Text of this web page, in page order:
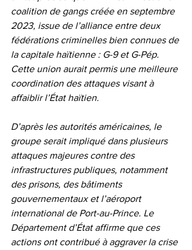
coalition de gangs créée en septembre
2023, issue de l’alliance entre deux
fédérations criminelles bien connues de
la capitale haïtienne : G-9 et G-Pép.
Cette union aurait permis une meilleure
coordination des attaques visant à
affaiblir l’État haïtien.
D’après les autorités américaines, le
groupe serait impliqué dans plusieurs
attaques majeures contre des
infrastructures publiques, notamment
des prisons, des bâtiments
gouvernementaux et l’aéroport
international de Port-au-Prince. Le
Département d’État affirme que ces
actions ont contribué à aggraver la crise